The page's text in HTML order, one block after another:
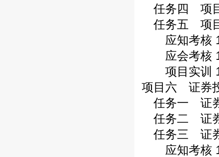
任务四 项目
任务五 项目
应知考核
应会考核
项目实训
项目六 证券
任务一 证
任务二 证券
任务三 证券
应知考核